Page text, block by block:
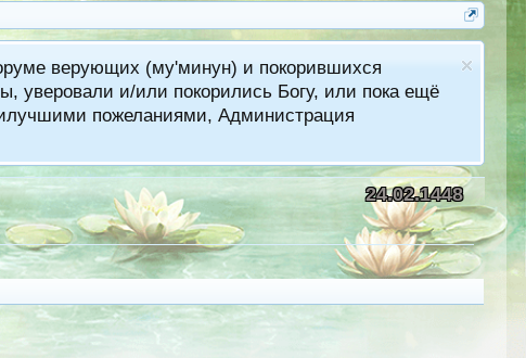
верующих (му'минун) и покорившихся
уверовали и/или покорились Богу, или пока ещё
пожеланиями, Администрация
24.02.1448